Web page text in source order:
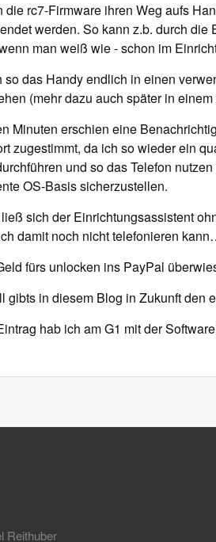
die rc7-Firmware ihren Weg aufs
werden. So kann z.b. durch die
man weiß wie - schon im
so das Handy endlich in einen
(mehr dazu auch später in
Minuten erschien eine
zugestimmt, da ich so wieder ein
und so das Telefon
OS-Basis sicherzustellen.
sich der Einrichtungsassistent
damit noch nicht telefonieren
fürs unlocken ins PayPal
gibts in diesem Blog in Zukunft den
hab ich am G1 mit der
Reithuber